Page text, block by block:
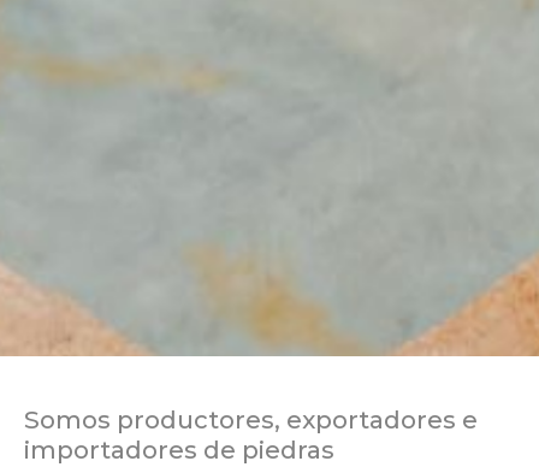
Somos productores, exportadores e
importadores de piedras